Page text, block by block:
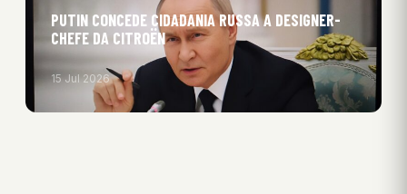
PUTIN CONCEDE CIDADANIA RUSSA A DESIGNER-
CHEFE DA CITROËN
15 Jul 2026